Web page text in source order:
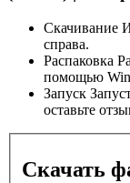
Скачивание
справа.
Распаковка
помощью
Запуск
оставьте
Скачать